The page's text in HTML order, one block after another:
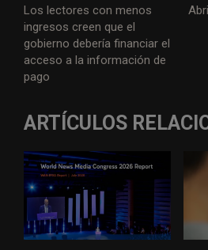
Los lectores con menos
ingresos creen que el
gobierno debería financiar el
acceso a la información de
pago
ARTÍCULOS